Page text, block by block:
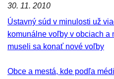
30. 11. 2010
Ústavný súd v minulosti už
komunálne voľby v obciach a
museli sa konať nové voľby
Obce a mestá, kde podľa